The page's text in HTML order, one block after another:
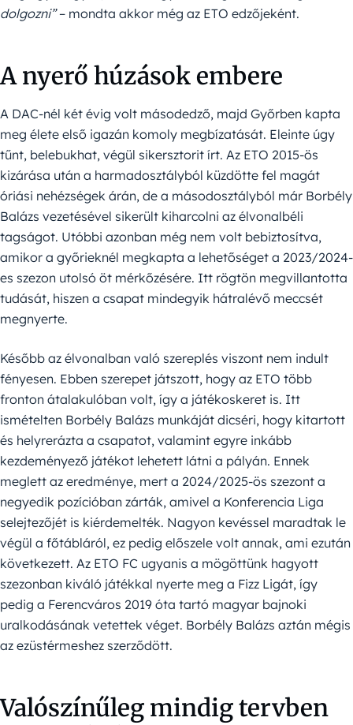
dolgozni”– mondta akkor még az ETO edzőjeként.
A nyerő húzások embere
A DAC-nél két évig volt másodedző, majd Győrben kapta
meg élete első igazán komoly megbízatását. Eleinte úgy
tűnt, belebukhat, végül sikersztorit írt. Az ETO 2015-ös
kizárása után a harmadosztályból küzdötte fel magát
óriási nehézségek árán, de a másodosztályból már Borbély
Balázs vezetésével sikerült kiharcolni az élvonalbéli
tagságot. Utóbbi azonban még nem volt bebiztosítva,
amikor a győrieknél megkapta a lehetőséget a 2023/2024-
es szezon utolsó öt mérkőzésére. Itt rögtön megvillantotta
tudását, hiszen a csapat mindegyik hátralévő meccsét
megnyerte.
Később az élvonalban való szereplés viszont nem indult
fényesen. Ebben szerepet játszott, hogy az ETO több
fronton átalakulóban volt, így a játékoskeret is. Itt
ismételten Borbély Balázs munkáját dicséri, hogy kitartott
és helyrerázta a csapatot, valamint egyre inkább
kezdeményező játékot lehetett látni a pályán. Ennek
meglett az eredménye, mert a 2024/2025-ös szezont a
negyedik pozícióban zárták, amivel a Konferencia Liga
selejtezőjét is kiérdemelték. Nagyon kevéssel maradtak le
végül a főtábláról, ez pedig előszele volt annak, ami ezután
következett. Az ETO FC ugyanis a mögöttünk hagyott
szezonban kiváló játékkal nyerte meg a Fizz Ligát, így
pedig a Ferencváros 2019 óta tartó magyar bajnoki
uralkodásának vetettek véget. Borbély Balázs aztán mégis
az ezüstérmeshez szerződött.
Valószínűleg mindig tervben